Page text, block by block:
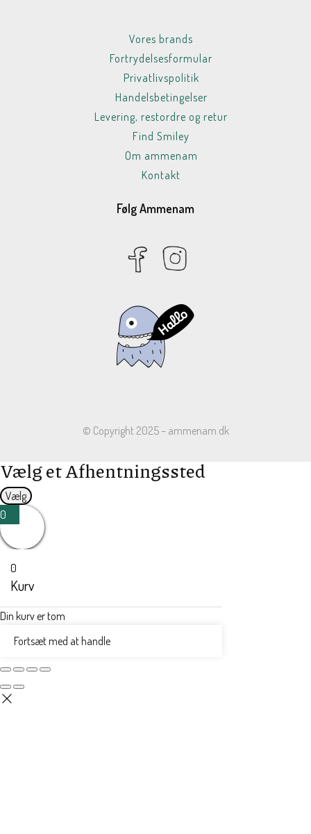
Vores brands
Fortrydelsesformular
Privatlivspolitik
Handelsbetingelser
Levering, restordre og retur
Find Smiley
Om ammenam
Kontakt
Følg Ammenam
© Copyright 2025 – ammenam.dk
Vælg et Afhentningssted
Vælg
0
0
Kurv
Din kurv er tom
Fortsæt med at handle